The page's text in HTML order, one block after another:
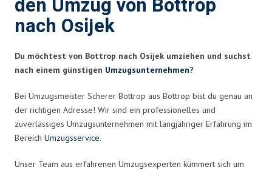
den Umzug von Bottrop
nach Osijek
Du möchtest von Bottrop nach Osijek umziehen und suchst
nach einem günstigen Umzugsunternehmen?
Bei Umzugsmeister Scherer Bottrop aus Bottrop bist du genau an
der richtigen Adresse! Wir sind ein professionelles und
zuverlässiges Umzugsunternehmen mit langjähriger Erfahrung im
Bereich Umzugsservice.
Unser Team aus erfahrenen Umzugsexperten kümmert sich um